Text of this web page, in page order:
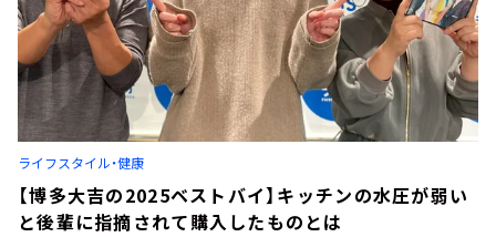
今日の番組表
週間番組表
トピックス
TBS Podcast
お知らせ
イベント・グッズ
YouTube
会社情報
ライフスタイル・健康
【博多大吉の2025ベストバイ】キッチンの水圧が弱い
と後輩に指摘されて購入したものとは